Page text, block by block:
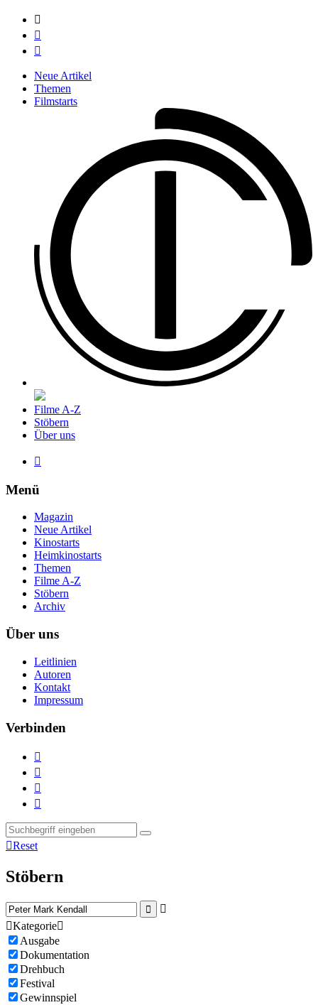



Neue Artikel
Themen
Filmstarts
Filme A-Z
Stöbern
Über uns

Menü
Magazin
Neue Artikel
Kinostarts
Heimkinostarts
Themen
Filme A-Z
Stöbern
Archiv
Über uns
Leitlinien
Autoren
Kontakt
Impressum
Verbinden




Reset
Stöbern


Kategorie
Ausgabe
Dokumentation
Drehbuch
Festival
Gewinnspiel